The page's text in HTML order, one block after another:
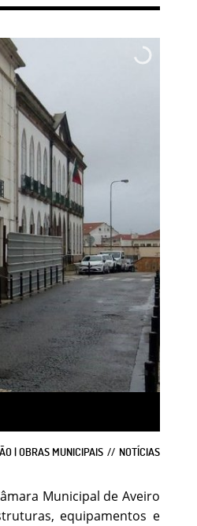
| OBRAS MUNICIPAIS NOTÍCIAS
Municipal de Aveiro
equipamentos e